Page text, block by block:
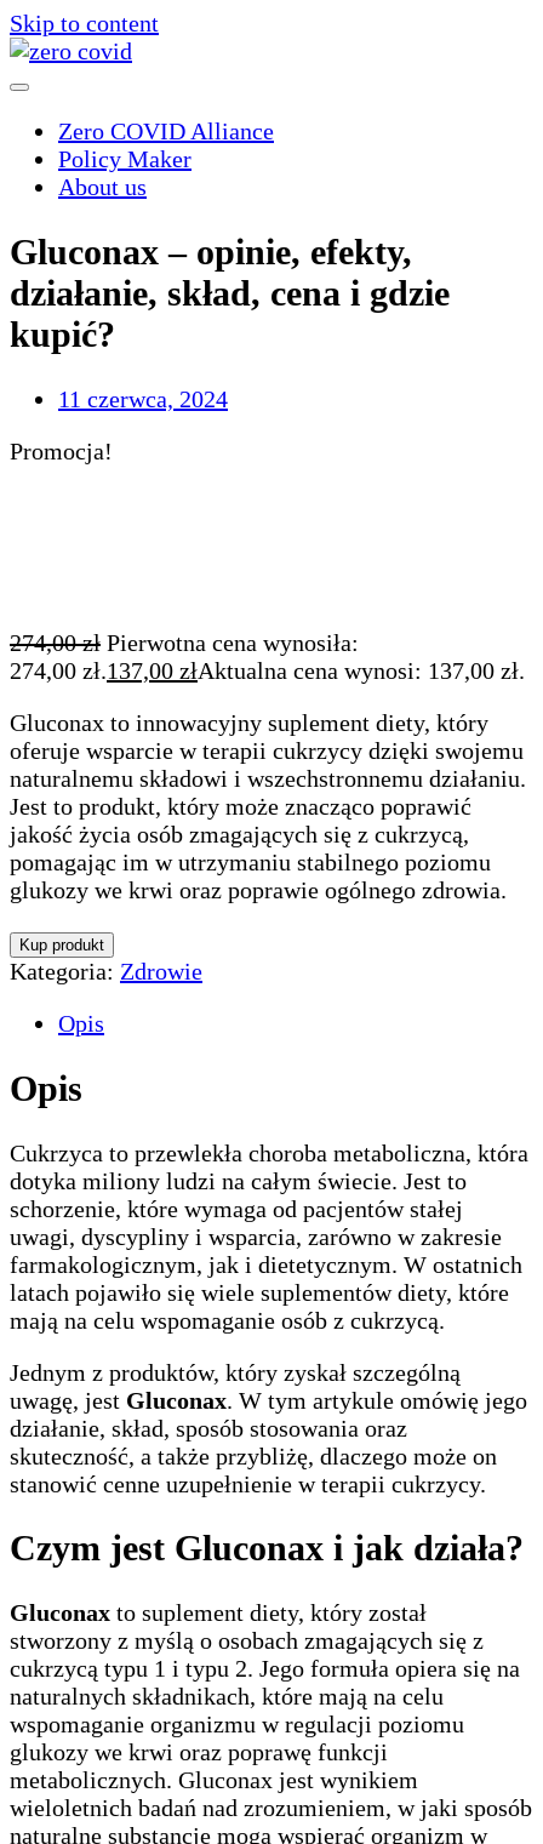
Skip to content
Zero COVID Alliance
Policy Maker
About us
Gluconax – opinie, efekty,
działanie, skład, cena i gdzie
kupić?
11 czerwca, 2024
Promocja!
274,00zł Pierwotna cena wynosiła:
274,00 zł.137,00 złAktualna cena wynosi: 137,00 zł.
Gluconax to innowacyjny suplement diety, który
oferuje wsparcie w terapii cukrzycy dzięki swojemu
naturalnemu składowi i wszechstronnemu działaniu.
Jest to produkt, który może znacząco poprawić
jakość życia osób zmagających się z cukrzycą,
pomagając im w utrzymaniu stabilnego poziomu
glukozy we krwi oraz poprawie ogólnego zdrowia.
Kup produkt
Kategoria: Zdrowie
Opis
Opis
Cukrzyca to przewlekła choroba metaboliczna, która
dotyka miliony ludzi na całym świecie. Jest to
schorzenie, które wymaga od pacjentów stałej
uwagi, dyscypliny i wsparcia, zarówno w zakresie
farmakologicznym, jak i dietetycznym. W ostatnich
latach pojawiło się wiele suplementów diety, które
mają na celu wspomaganie osób z cukrzycą.
Jednym z produktów, który zyskał szczególną
uwagę, jest Gluconax. W tym artykule omówię jego
działanie, skład, sposób stosowania oraz
skuteczność, a także przybliżę, dlaczego może on
stanowić cenne uzupełnienie w terapii cukrzycy.
Czym jest Gluconax i jak działa?
Gluconax to suplement diety, który został
stworzony z myślą o osobach zmagających się z
cukrzycą typu 1 i typu 2. Jego formuła opiera się na
naturalnych składnikach, które mają na celu
wspomaganie organizmu w regulacji poziomu
glukozy we krwi oraz poprawę funkcji
metabolicznych. Gluconax jest wynikiem
wieloletnich badań nad zrozumieniem, w jaki sposób
naturalne substancje mogą wspierać organizm w